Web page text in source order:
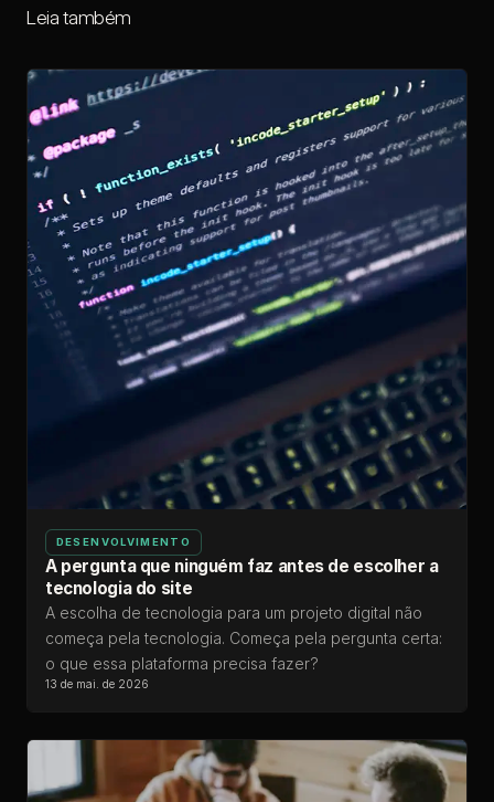
Leia também
DESENVOLVIMENTO
A pergunta que ninguém faz antes de escolher a
tecnologia do site
A escolha de tecnologia para um projeto digital não
começa pela tecnologia. Começa pela pergunta certa:
o que essa plataforma precisa fazer?
13 de mai. de 2026